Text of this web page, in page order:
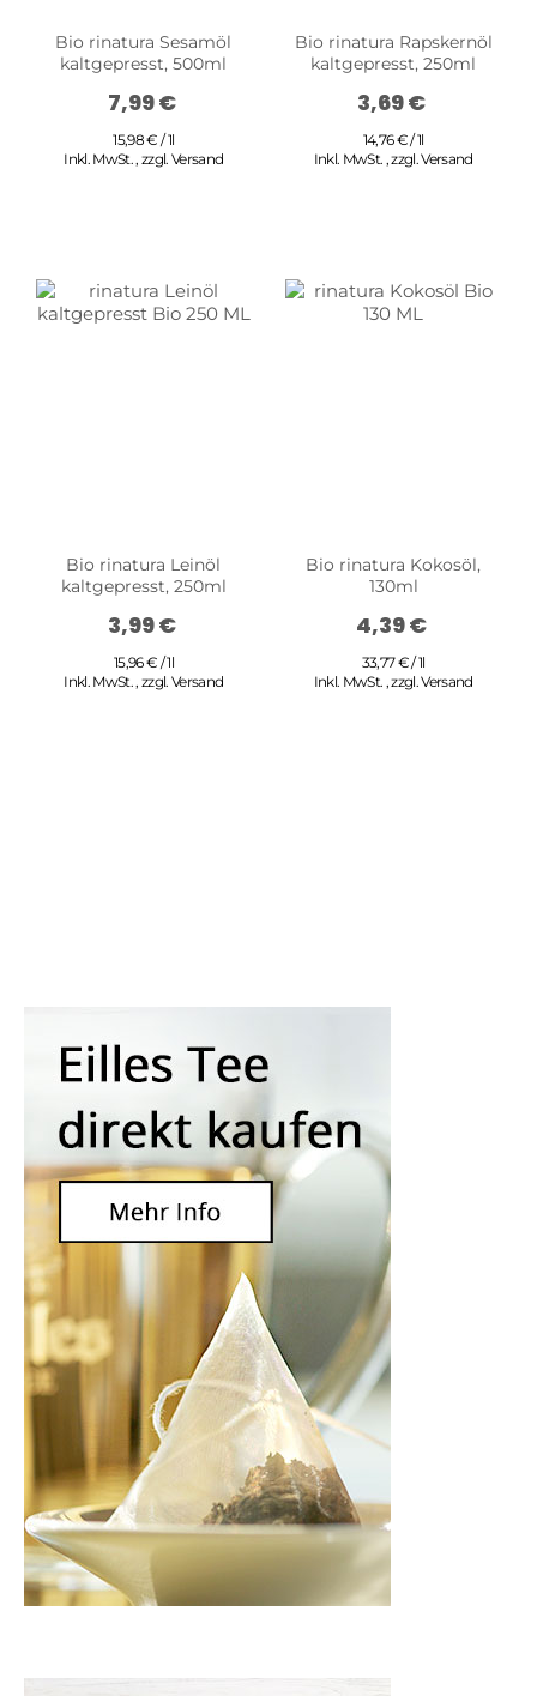
Bio rinatura Sesamöl
kaltgepresst, 500ml
7,99 €
15,98 € / 1l
Inkl. MwSt.,zzgl.Versand
Bio rinatura Rapskernöl
kaltgepresst, 250ml
3,69 €
14,76 € / 1l
Inkl. MwSt. ,zzgl.Versand
Bio rinatura Leinöl
kaltgepresst, 250ml
3,99 €
15,96 € / 1l
Inkl. MwSt. ,zzgl.Versand
Bio rinatura Kokosöl,
130ml
4,39 €
33,77 € / 1l
Inkl. MwSt. ,zzgl.Versand